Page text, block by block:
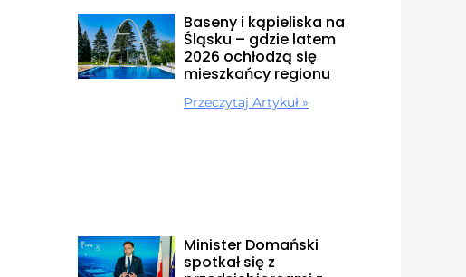
Baseny i kąpieliska na
Śląsku – gdzie latem
2026 ochłodzą się
mieszkańcy regionu
Przeczytaj Artykuł »
Minister Domański
spotkał się z